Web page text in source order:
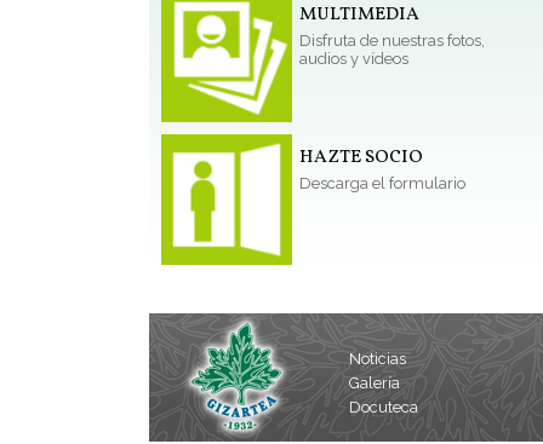
MULTIMEDIA
Disfruta de nuestras fotos,
audios y vídeos
HAZTE SOCIO
Descarga el formulario
Noticias
Galería
Docuteca